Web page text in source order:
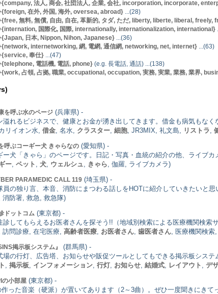
法人, 商会, 社団法人, 企業, 会社, incorporation, incorporate,
在外, 外国, 海外, oversea, abroad} ...(28)
無料, 無償, 自由, 自在, 革新的, タダ, ただ, liberty, liberte, liberal, freely,
国際化, 国際, internationally, internationalization, international}
日本, Nippon, Nihon, Japanese} ...(36)
internetworking, 網, 電網, 通信網, networking, net, internet} ...(63)
奉仕} ...(47)
電話機, 電話, phone} (e.g. 長電話, 通話) ...(138)
占領, 占拠, 職業, occupational, occupation, 実務, 実業, 業務, 業界,
を呼ぶ水のページ (兵庫県) -
溢れるビジネスで、健康とお金が湧き出してきます。借金も病気もなく
リイオン水, 借金 , 名水, クラスター 細胞, JR3MIX, 礼文島, リストラ
呼ぶコーギー犬 きゃらなの (愛知県) -
ー犬「きゃら」のページです。日記・写真・血統の紹介の他、ライブカ
ー ペット 犬 ウェルシュ きゃら , 伽羅, ライブカメラ)
PARAMEDIC CALL 119 (埼玉県) -
員の独り言、本音、消防にまつわる話しをHOTに紹介していきたいと思
, 消防署, 救急, 救急隊)
ドットコム (東京都) -
診してもらえるお医者さんを探そう!!（地域別検索による医療機関検索サ
, 訪問診療, 在宅医療, 高齢者医療 お医者さん 歯医者さん , 医療機関検
掲示板システム』
(群馬県) -
場の行灯、広告塔、お知らせや販促ツールとしてもできる掲示板システ
掲示板 インフォメーション 行灯 お知らせ 結婚式 レイアウト デ
の小部屋 (東京都) -
った音楽（硬派）が置いてあります（2～3曲）。ぜひ一度聞きにきて